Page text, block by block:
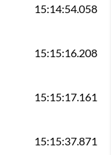
15:14:54.058
15:15:16.208
15:15:17.161
15:15:37.871